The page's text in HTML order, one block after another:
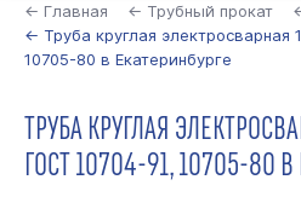
← Главная ← Трубный прокат
← Труба круглая электросварная
10705-80 в Екатеринбурге
ТРУБА КРУГЛАЯ
ГОСТ 10704-91, 10705-80